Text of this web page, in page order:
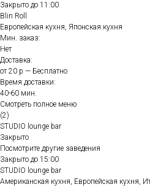
Закрыто до 11:00
Blin Roll
Европейская кухня, Японская кухня
Мин. заказ:
Нет
Доставка:
от 20 р — Бесплатно
Время доставки:
40-60 мин.
Смотреть полное меню
(2)
STUDIO lounge bar
Закрыто
Посмотрите другие заведения
Закрыто до 15:00
STUDIO lounge bar
Американская кухня, Европейская кухня,